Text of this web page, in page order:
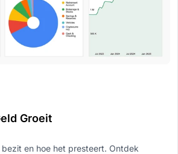
Groeit
en hoe het presteert. Ontdek